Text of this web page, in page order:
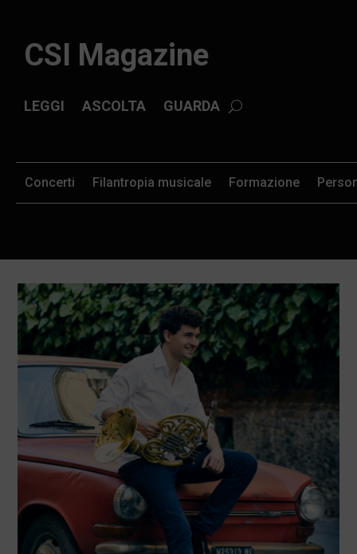
CSI Magazine
ASCOLTA GUARDA
LEGGI
Formazione
Concerti Filantropia musicale